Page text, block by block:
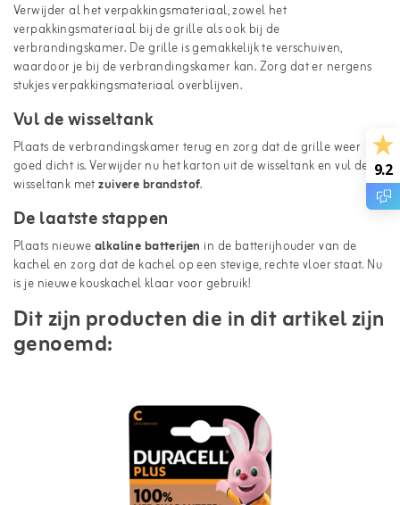
Verwijder al het verpakkingsmateriaal, zowel het
verpakkingsmateriaal bij de grille als ook bij de
verbrandingskamer. De grille is gemakkelijk te verschuiven,
waardoor je bij de verbrandingskamer kan. Zorg dat er nergens
stukjes verpakkingsmateriaal overblijven.
Vul de wisseltank
Plaats de verbrandingskamer terug en zorg dat de grille weer
goed dicht is. Verwijder nu het karton uit de wisseltank en vul de
wisseltank metzuivere brandstof.
De laatste stappen
Plaats nieuwealkaline batterijen in de batterijhouder van de
kachel en zorg dat de kachel op een stevige, rechte vloer staat. Nu
is je nieuwe kouskachel klaar voor gebruik!
Dit zijn producten die in dit artikel zijn
genoemd:
9.2